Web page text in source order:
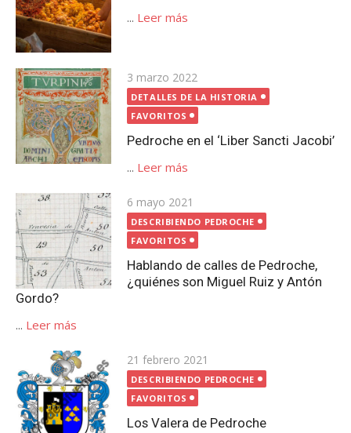
... Leer más
Publicada
el
3 marzo 2022
DETALLES DE LA HISTORIA
FAVORITOS
Pedroche en el ‘Liber Sancti Jacobi’
... Leer más
Publicada
el
6 mayo 2021
DESCRIBIENDO PEDROCHE
FAVORITOS
Hablando de calles de Pedroche,
¿quiénes son Miguel Ruiz y Antón
Gordo?
... Leer más
Publicada
el
21 febrero 2021
DESCRIBIENDO PEDROCHE
FAVORITOS
Los Valera de Pedroche